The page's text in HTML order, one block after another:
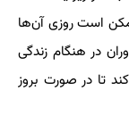
است روزی آن‌ها
در هنگام زندگی
تا در صورت بروز